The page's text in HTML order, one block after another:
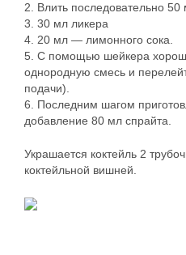
2. Влить последовательно 50
3. 30 мл ликера
4. 20 мл — лимонного сока.
5. C помощью шейкера
однородную смесь и
подачи).
6. Последним шагом
добавление 80 мл спрайта.
Украшается коктейль 2
коктейльной вишней.